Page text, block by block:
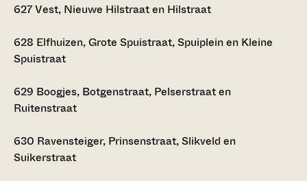
627Vest, Nieuwe Hilstraat en Hilstraat
628 Elfhuizen, Grote Spuistraat, Spuiplein en Kleine
Spuistraat
629 Boogjes, Botgenstraat, Pelserstraat en
Ruitenstraat
630 Ravensteiger, Prinsenstraat, Slikveld en
Suikerstraat